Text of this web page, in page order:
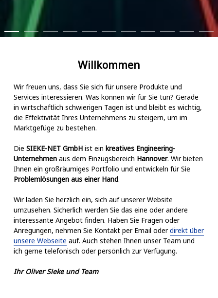
Willkommen
Wir freuen uns, dass Sie sich für unsere Produkte und
Services interessieren. Was können wir für Sie tun? Gerade
in wirtschaftlich schwierigen Tagen ist und bleibt es wichtig,
die Effektivität Ihres Unternehmens zu steigern, um im
Marktgefüge zu bestehen.
Die SIEKE-NET GmbH ist ein kreatives Engineering-
Unternehmen aus dem Einzugsbereich Hannover. Wir bieten
Ihnen ein großräumiges Portfolio und entwickeln für Sie
Problemlösungen aus einer Hand.
Wir laden Sie herzlich ein, sich auf unserer Website
umzusehen. Sicherlich werden Sie das eine oder andere
interessante Angebot finden. Haben Sie Fragen oder
Anregungen, nehmen Sie Kontakt per Email oderdirekt über
unsere Webseite auf. Auch stehen Ihnen unser Team und
ich gerne telefonisch oder persönlich zur Verfügung.
Ihr Oliver Sieke und Team